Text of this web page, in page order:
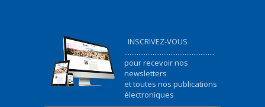
INSCRIVEZ-VOUS
...................................................
pour recevoir nos
newsletters
et toutes nos publications
électroniques